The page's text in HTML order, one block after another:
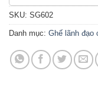
SKU: SG602
Danh mục: Ghế lãnh đạo